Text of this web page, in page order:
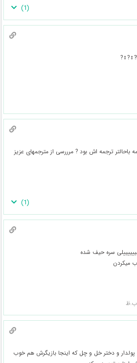
(
1
)
باحالتر ترجمه اش بود ? مرررسی از مترجمهای عزیز
(
1
)
سره حیف شده
میکردن
پولدار و دختر خل و چل که اینجا بازیگرش هم خوب